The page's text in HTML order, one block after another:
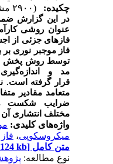
چکیده:
در این گزارش ضمن
عنوان روشی کارآمد
فازهای جزئی از
فاز موجبر نوری بر
توسط روش پخش
مدواندازه‌گیری
قرار گرفته است.
متعامد مقادیر
ضرایب شکست
مختلف انتشاری آن
واژه‌های کلیدی:
میکروسکوپی،فاز
متن کامل[PDF 1124 kb]
نوع مطالعه: